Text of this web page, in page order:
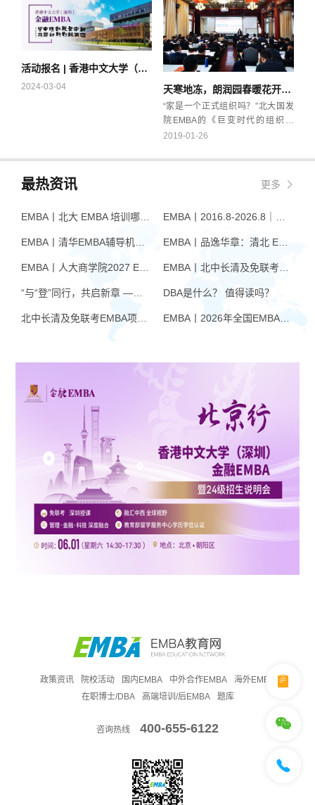
赢”的原则，将在联合人才培养、思
想力塑造、推进科技创新项目计划
等多方面携手开展一系列深度合
作，旨在推动创新型商业人才的培
养与输出，积极服务新时代下创新
型国家的建设。
Conference）。本次会议涵盖公共
管理领域的政府与社会组织合作、
公私伙伴关系、公共服务外包等相
关议题。会议还特别展示了国家的
管理实践，并介绍了公共管理的新
创新。今年的会议主要有五大板
块：公共财政、基础设施、社会公
平、公共服务和全球公共管理，这
些代表了公共管理领域最重要的挑
活动报名 | 香港中文大学（深圳）金融 EMBA2024级线下招生说明会
2024-03-04 天寒地冻，朗润园春暖花开——陈春花《巨变时代的组织管理》EMBA课程侧记
“家是一个正式组织吗？”北大国发
院EMBA的《巨变时代的组织管
理》课程，好似上了锁的深宅大
题为钥，引领同学们打开知识的大
草、宫殿回廊。 什么是正式组织
从事于系统化的努力的人的组合。”
而非正式组织则基于情感、兴趣和
爱好。” 陈老师首先给出了一个定
义的知识框架。 朗润园致福轩教室
里，冬日的阳光照见了缕缕沉默。
右突。家是为爱筑起的小巢，还是
2019-01-26
最热资讯 更多
EMBA丨品逸华章：清北 EMBA 辅导的学院派实力全景
EMBA丨北中长清及免联考EMBA项目申请时间汇总（7月篇）
DBA是什么？ 值得读吗？
EMBA丨2026年全国EMBA学费汇总
政策资讯 院校活动 国内EMBA 中外合作EMBA
海外EMBA
在职博士/DBA
高端培训/后EMBA 题库
咨询热线 400-655-6122